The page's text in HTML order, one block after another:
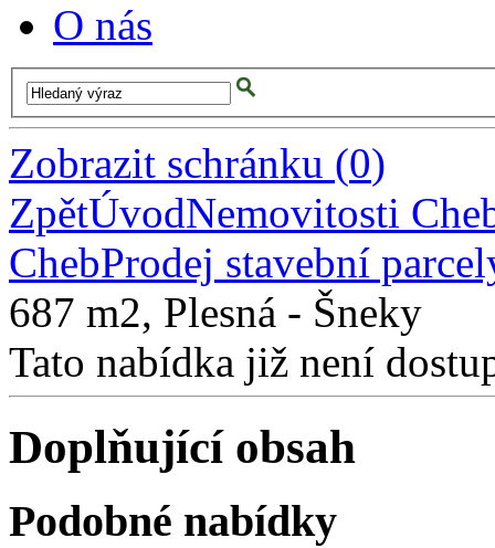
O nás
Zobrazit schránku (0)
ZpětÚvodNemovitosti
ChebProdej stavební
687 m2, Plesná - Šneky
Tato nabídka již není
Doplňující obsah
Podobné nabídky